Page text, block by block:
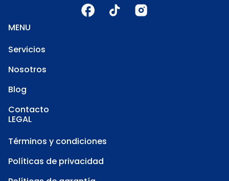
MENU
Servicios
Nosotros
Blog
Contacto
LEGAL
Términos y condiciones
Políticas de privacidad